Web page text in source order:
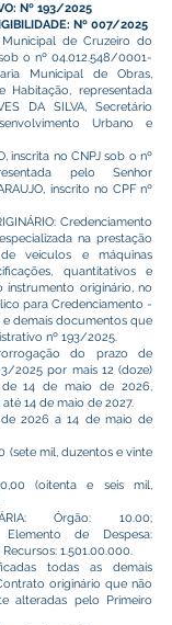
Nº 193/2025
Nº 007/2025
Municipal de Cruzeiro do
o nº 04.012.548/0001-
Municipal de Obras,
Habitação, representada
DA SILVA, Secretário
Urbano e
inscrita no CNPJ sob o nº
pelo Senhor
inscrito no CPF nº
Credenciamento
na prestação
veículos e máquinas
quantitativos e
instrumento originário, no
para Credenciamento -
demais documentos que
nº 193/2025.
do prazo de
2025 por mais 12 (doze)
14 de maio de 2026,
14 de maio de 2027.
de 2026 a 14 de maio de
(sete mil, duzentos e vinte
(oitenta e seis mil,
Órgão: 10.00;
Elemento de Despesa:
1.501.00.000.
todas as demais
originário que não
alteradas pelo Primeiro